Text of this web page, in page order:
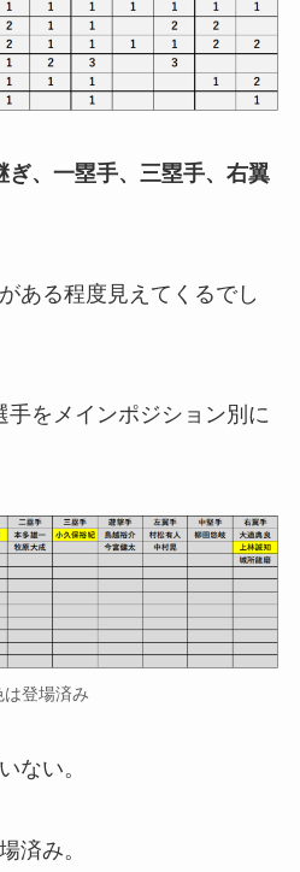
ぎ、一塁手、三塁手、右翼
ある程度見えてくるでし
手をメインポジション別に
は登場済み
ない。
済み。